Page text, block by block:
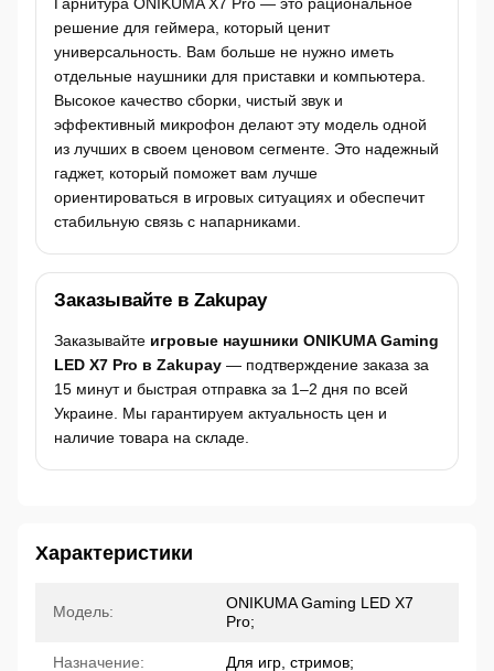
решение для геймера, который ценит
универсальность. Вам больше не нужно иметь
отдельные наушники для приставки и компьютера.
Высокое качество сборки, чистый звук и
эффективный микрофон делают эту модель одной
из лучших в своем ценовом сегменте. Это надежный
гаджет, который поможет вам лучше
ориентироваться в игровых ситуациях и обеспечит
стабильную связь с напарниками.
Заказывайте в Zakupay
Заказывайте игровые наушники ONIKUMA Gaming
LED X7 Pro в Zakupay — подтверждение заказа за
15 минут и быстрая отправка за 1–2 дня по всей
Украине. Мы гарантируем актуальность цен и
наличие товара на складе.
Характеристики
Модель:
ONIKUMA Gaming LED X7
Pro;
Назначение: Для игр, стримов;